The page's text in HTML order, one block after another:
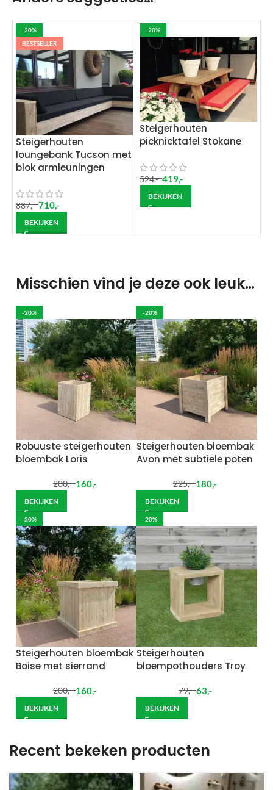
-20%
BESTSELLER
Steigerhouten
loungebank Tucson met
blok armleuningen
887,- 710,-
BEKIJKEN
-20%
Steigerhouten
picknicktafel Stokane
524,- 419,-
BEKIJKEN
Misschien vind je deze ook leuk…
-20%
Robuuste steigerhouten
bloembak Loris
200,- 160,-
BEKIJKEN
-20%
Steigerhouten bloembak
Avon met subtiele poten
225,- 180,-
BEKIJKEN
-20%
Steigerhouten bloembak
Boise met sierrand
200,- 160,-
BEKIJKEN
-20%
Steigerhouten
bloempothouders Troy
79,- 63,-
BEKIJKEN
Recent bekeken producten